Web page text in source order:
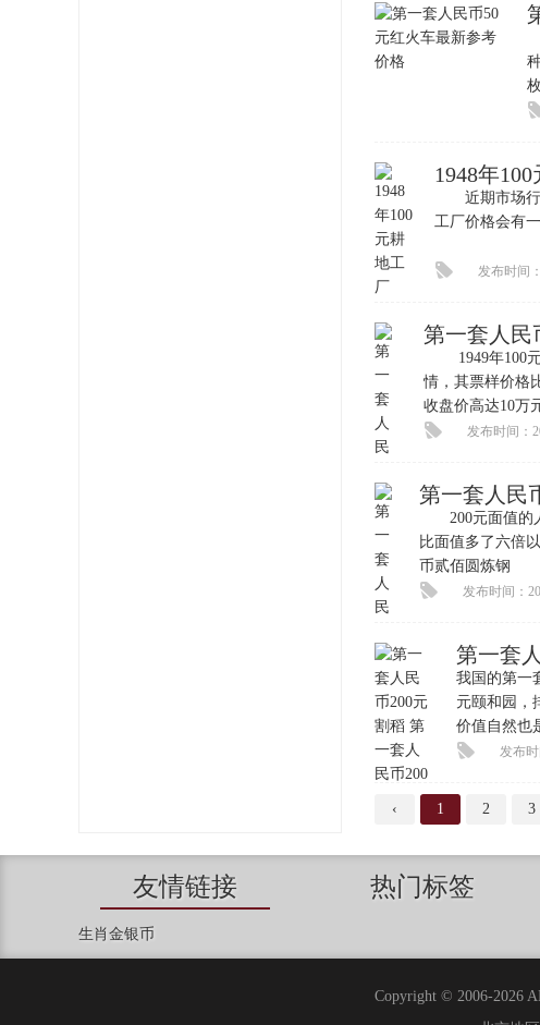
1948年
近期市场行
工厂价格会有
发布时间
第一套人民
1949年100元
情，其票样价格
收盘价高达10万
发布时间：
第一套人民
200元面值的人
比面值多了六倍
币贰佰圆炼钢
发布时间：
第一套
我国的第一
元颐和园，
价值自然也
发布时
‹ 1 2 3
友情链接 热门标签
生肖金银币
Copyright © 2006-2026